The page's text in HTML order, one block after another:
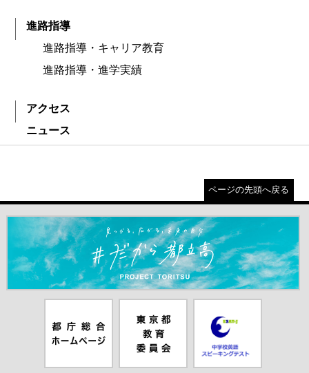
進路指導
進路指導・キャリア教育
進路指導・進学実績
アクセス
ニュース
ページの先頭へ戻る
＃だから都立高（別ウインドウが開きます）
ムページ（別
ウインドウが
員会（別ウイ
ンドウが開き
ピーキングテ
スト（別ウイ
ンドウが開き